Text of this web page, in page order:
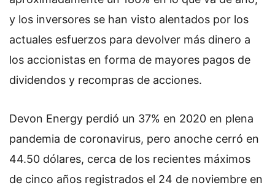
y los inversores se han visto alentados por los
actuales esfuerzos para devolver más dinero a
los accionistas en forma de mayores pagos de
dividendos y recompras de acciones.
Devon Energy perdió un 37% en 2020 en plena
pandemia de coronavirus, pero anoche cerró en
44.50 dólares, cerca de los recientes máximos
de cinco años registrados el 24 de noviembre en